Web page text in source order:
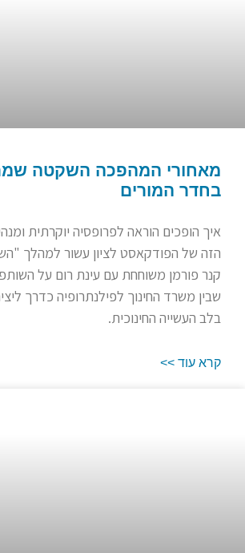
מאחורי המהפכה השקטה
בחדר המורים
איך הופכים הוראה לפרופסיה יוקרתית
הזה של הפודקאסט לציון עשור למהלך
קנר פורמן משוחחת עם עינת רום על
שבין משרד החינוך לפילנתרופיה כדרך ליצירת
בלב העשייה החינוכית.
קרא עוד >>